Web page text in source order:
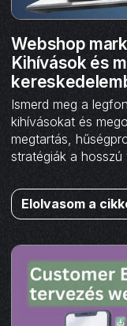
Webshop
Kihívások és
Ismerd meg a
kihívásokat és
megtartás,
stratégiák a hosszú
Elolvasom a